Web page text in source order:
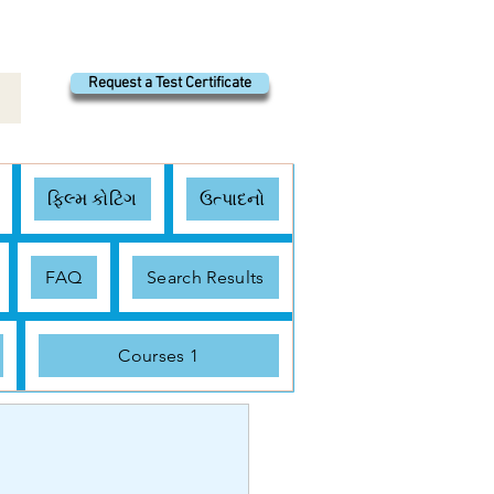
Request a Test Certificate
ફિલ્મ કોટિંગ ઉત્પાદનો
FAQ Search Results
Courses 1